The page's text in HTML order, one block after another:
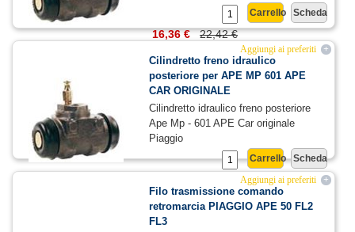
Scheda
Carrello
22,42 €
16,36 €
+
Aggiungi ai preferiti
Cilindretto freno idraulico
posteriore per APE MP 601 APE
CAR ORIGINALE
Cilindretto idraulico freno posteriore
Ape Mp - 601 APE Car originale
Piaggio
Scheda
Carrello
+
Aggiungi ai preferiti
Filo trasmissione comando
retromarcia PIAGGIO APE 50 FL2
FL3